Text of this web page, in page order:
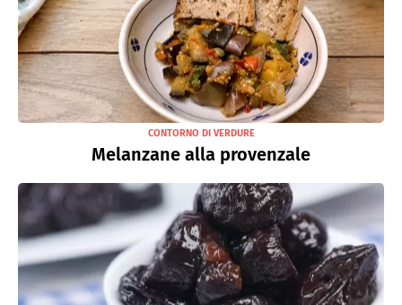
CONTORNO DI VERDURE
Melanzane alla provenzale